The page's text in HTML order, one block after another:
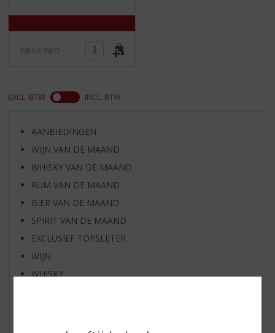
t
MEER INFO
EXCL. BTW INCL. BTW
AANBIEDINGEN
WIJN VAN DE MAAND
WHISKY VAN DE MAAND
RUM VAN DE MAAND
BIER VAN DE MAAND
SPIRIT VAN DE MAAND
EXCLUSIEF TOPSLIJTER
WIJN
WHISKY